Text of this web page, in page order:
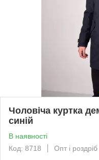
Чоловіча куртка
синій
В наявності
Код: 8718
Опт і роздріб